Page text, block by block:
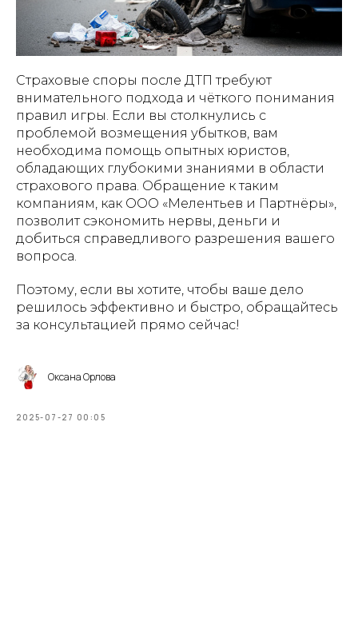
Страховые споры после ДТП требуют
внимательного подхода и чёткого понимания
правил игры. Если вы столкнулись с
проблемой возмещения убытков, вам
необходима помощь опытных юристов,
обладающих глубокими знаниями в области
страхового права. Обращение к таким
компаниям, как ООО «Мелентьев и Партнёры»,
позволит сэкономить нервы, деньги и
добиться справедливого разрешения вашего
вопроса.
Поэтому, если вы хотите, чтобы ваше дело
решилось эффективно и быстро, обращайтесь
за консультацией прямо сейчас!
Оксана Орлова
2025-07-27 00:05